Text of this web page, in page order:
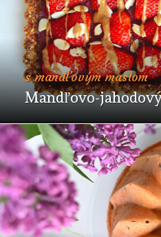
s mandľovým maslom
Mandľovo-